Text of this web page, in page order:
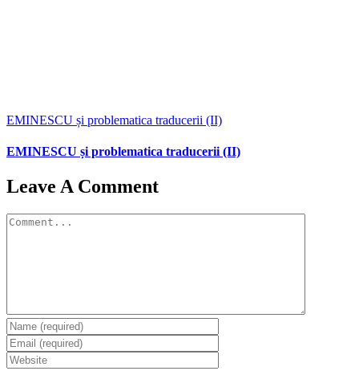
EMINESCU și problematica traducerii (II)
EMINESCU și problematica traducerii (II)
Leave A Comment
Comment